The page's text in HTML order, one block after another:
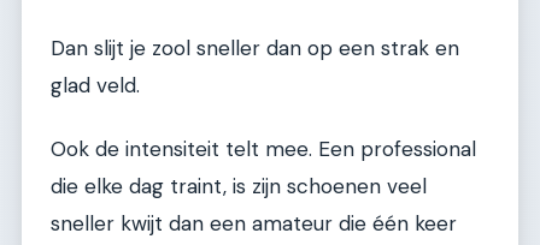
Dan slijt je zool sneller dan op een strak en
glad veld.
Ook de intensiteit telt mee. Een professional
die elke dag traint, is zijn schoenen veel
sneller kwijt dan een amateur die één keer